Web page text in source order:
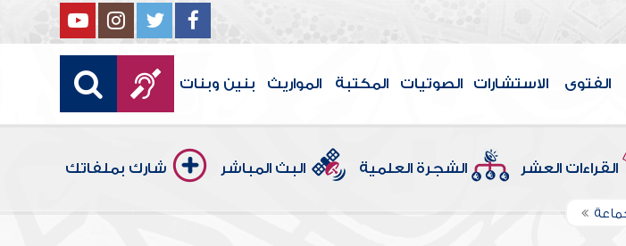
الفتوى الاستشارات الصوتيات المكتبة المواريث بنين وبنات
القراءات العشر الشجرة العلمية البث المباشر شارك بملفاتك